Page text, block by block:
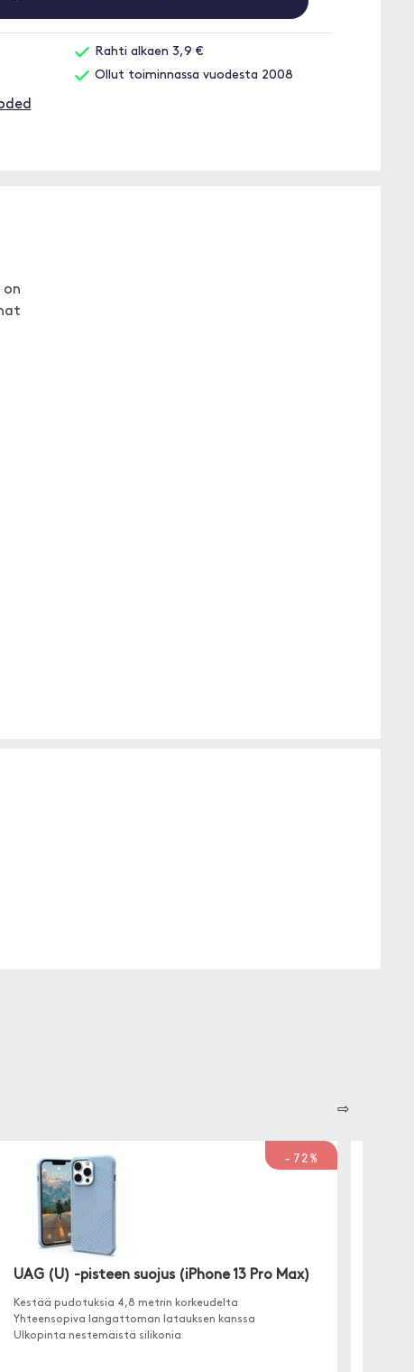
Rahti alkaen 3,9 €
Ollut toiminnassa vuodesta 2008
on
⇨
-72%
UAG (U) -pisteen suojus (iPhone 13 Pro Max)
Kestää pudotuksia 4,8 metrin korkeudelta
Yhteensopiva langattoman latauksen kanssa
Ulkopinta nestemäistä silikonia